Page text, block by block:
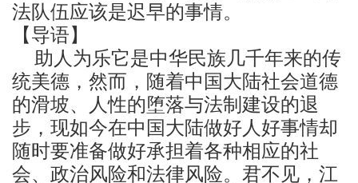
法队伍应该是迟早的事情。
【导语】
助人为乐它是中华民族几千年来的传
统美德，然而，随着中国大陆社会道德
的滑坡、人性的堕落与法制建设的退
步，现如今在中国大陆做好人好事情却
随时要准备做好承担着各种相应的社
会、政治风险和法律风险。君不见，江